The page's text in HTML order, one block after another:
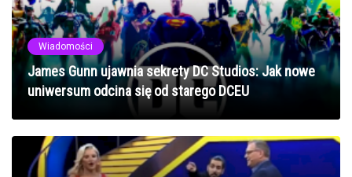
Wiadomości
James Gunn ujawnia sekrety DC Studios: Jak nowe
uniwersum odcina się od starego DCEU